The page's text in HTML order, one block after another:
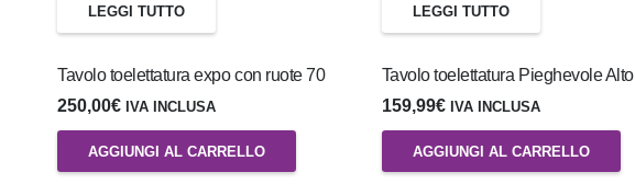
LEGGI TUTTO LEGGI TUTTO
Tavolo toelettatura expo con ruote 70
250,00€ IVA INCLUSA
AGGIUNGI AL CARRELLO
Tavolo toelettatura Pieghevole Alto
159,99€ IVA INCLUSA
AGGIUNGI AL CARRELLO